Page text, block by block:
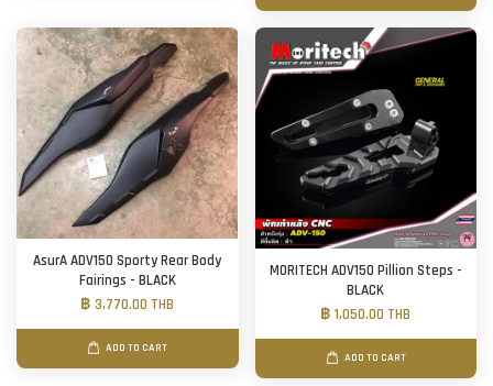
AsurA ADV150 Sporty Rear Body
Fairings - BLACK
฿ 3,770.00 THB
ADD TO CART
MORITECH ADV150 Pillion Steps -
BLACK
฿ 1,050.00 THB
ADD TO CART